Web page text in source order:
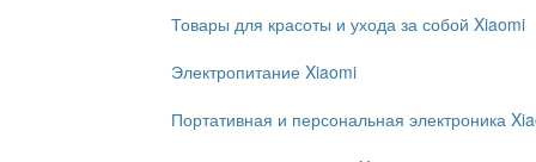
Товары для красоты и ухода за собой Xiaomi
Электропитание Xiaomi
Портативная и персональная электроника